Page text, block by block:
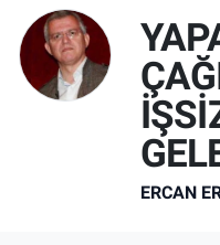
ERCAN
Eğitim
Ekonomi
Tüm Manşetler
Son Dakika
Haber Arşivi